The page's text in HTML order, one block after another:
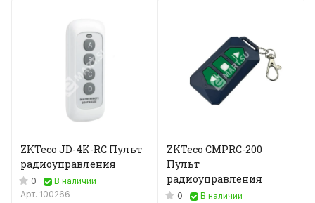
ZKTeco JD-4K-RC Пульт
радиоуправления
0
В наличии
Арт. 100266
ZKTeco CMPRC-200
Пульт
радиоуправления
0
В наличии